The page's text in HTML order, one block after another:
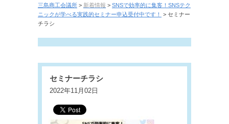
三島商工会議所 > 新着情報 > SNSで効率的に集客！SNSテク
ニックが学べる実践的セミナー申込受付中です！
> セミナー
チラシ
セミナーチラシ
2022年11月02日